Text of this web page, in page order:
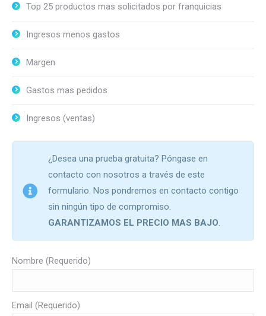
Top 25 productos mas solicitados por franquicias
Ingresos menos gastos
Margen
Gastos mas pedidos
Ingresos (ventas)
¿Desea una prueba gratuita? Póngase en
contacto con nosotros a través de este
formulario. Nos pondremos en contacto contigo
sin ningún tipo de compromiso.
GARANTIZAMOS EL PRECIO MAS BAJO.
Nombre (Requerido)
Email (Requerido)